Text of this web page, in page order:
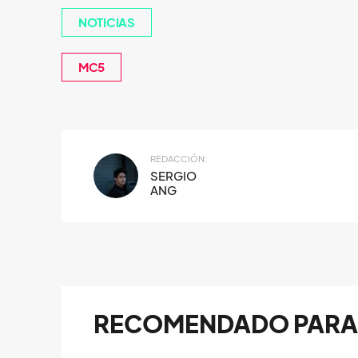
NOTICIAS
MC5
REDACCIÓN:
SERGIO
ANG
RECOMENDADO